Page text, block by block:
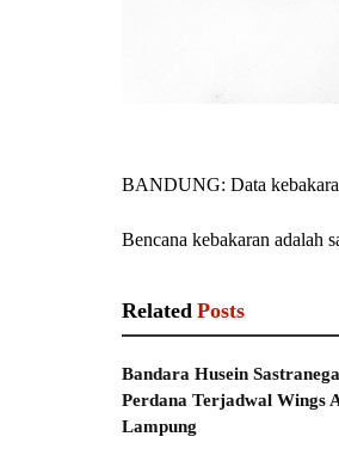
BANDUNG: Data
Bencana kebakaran adalah
Related Posts
Bandara Husein
Perdana Terjadwal Wings
Lampung